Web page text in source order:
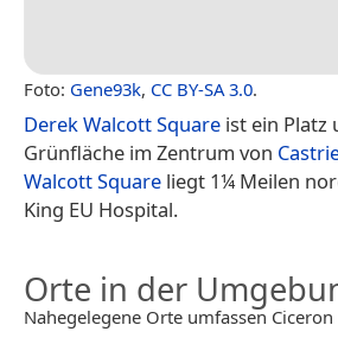
Foto: Gene93k, CC BY-SA 3.0.
Derek Walcott Square ist ein Platz
Grünfläche im Zentrum von
Walcott Square liegt 1¼ Meilen
King EU Hospital.
Orte in der
Nahegelegene Orte umfassen Ciceron